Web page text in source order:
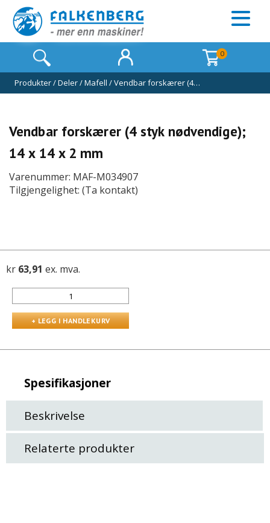
0
Produkter/Deler/Mafell /Vendbar forskærer (4…
Vendbar forskærer (4 styk nødvendige);
14 x 14 x 2 mm
Varenummer: MAF-M034907
Tilgjengelighet: (Ta kontakt)
kr 63,91 ex. mva.
Spesifikasjoner
Beskrivelse
Relaterte produkter